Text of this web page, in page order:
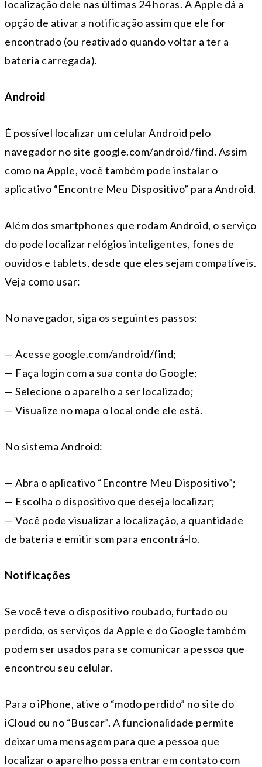
localização dele nas últimas 24 horas. A Apple dá a
opção de ativar a notificação assim que ele for
encontrado (ou reativado quando voltar a ter a
bateria carregada).
Android
É possível localizar um celular Android pelo
navegador no site google.com/android/find. Assim
como na Apple, você também pode instalar o
aplicativo “Encontre Meu Dispositivo” para Android.
Além dos smartphones que rodam Android, o serviço
do pode localizar relógios inteligentes, fones de
ouvidos e tablets, desde que eles sejam compatíveis.
Veja como usar:
No navegador, siga os seguintes passos:
— Acesse google.com/android/find;
— Faça login com a sua conta do Google;
— Selecione o aparelho a ser localizado;
— Visualize no mapa o local onde ele está.
No sistema Android:
— Abra o aplicativo “Encontre Meu Dispositivo”;
— Escolha o dispositivo que deseja localizar;
— Você pode visualizar a localização, a quantidade
de bateria e emitir som para encontrá-lo.
Notificações
Se você teve o dispositivo roubado, furtado ou
perdido, os serviços da Apple e do Google também
podem ser usados para se comunicar a pessoa que
encontrou seu celular.
Para o iPhone, ative o “modo perdido” no site do
iCloud ou no “Buscar”. A funcionalidade permite
deixar uma mensagem para que a pessoa que
localizar o aparelho possa entrar em contato com